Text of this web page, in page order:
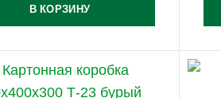
В КОРЗИНУ